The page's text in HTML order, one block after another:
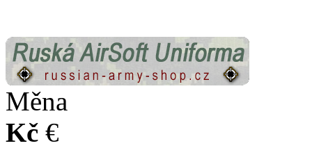
Měna
Kč €